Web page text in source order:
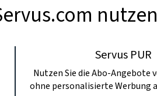
Servus PUR
Nutzen Sie die Abo-Angebote
ohne personalisierte Werbung